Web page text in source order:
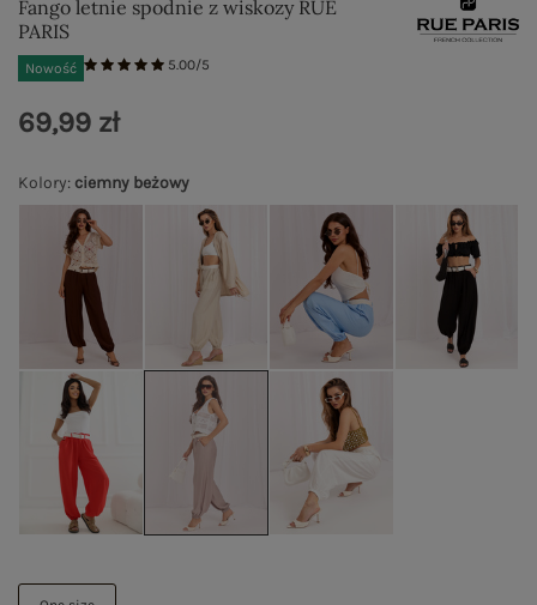
Fango letnie spodnie z wiskozy RUE
PARIS
Nowość 5.00/5
Kolory: ciemny beżowy
69,99 zł